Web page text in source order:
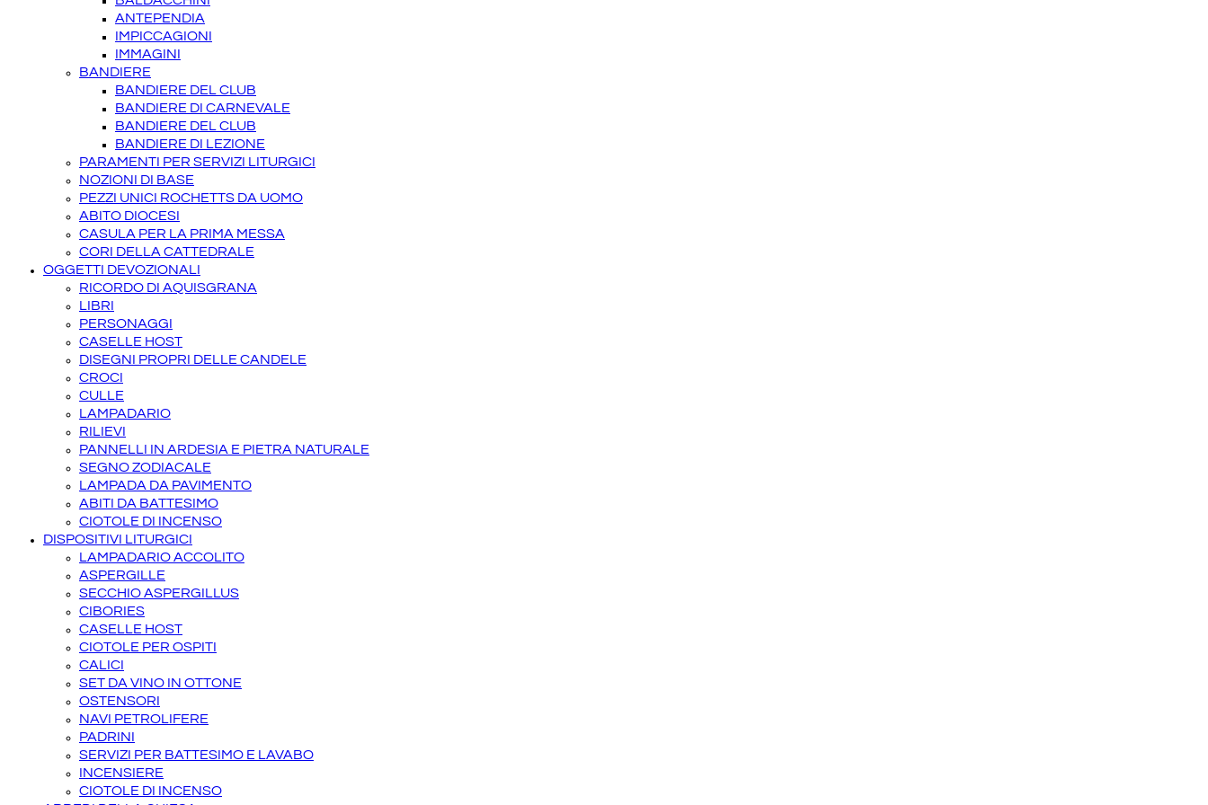
ANTEPENDIA
IMPICCAGIONI
IMMAGINI
BANDIERE
BANDIERE DEL CLUB
BANDIERE DI CARNEVALE
BANDIERE DEL CLUB
BANDIERE DI LEZIONE
PARAMENTI PER SERVIZI LITURGICI
NOZIONI DI BASE
PEZZI UNICI ROCHETTS DA UOMO
ABITO DIOCESI
CASULA PER LA PRIMA MESSA
CORI DELLA CATTEDRALE
OGGETTI DEVOZIONALI
RICORDO DI AQUISGRANA
LIBRI
PERSONAGGI
CASELLE HOST
DISEGNI PROPRI DELLE CANDELE
CROCI
CULLE
LAMPADARIO
RILIEVI
PANNELLI IN ARDESIA E PIETRA NATURALE
SEGNO ZODIACALE
LAMPADA DA PAVIMENTO
ABITI DA BATTESIMO
CIOTOLE DI INCENSO
DISPOSITIVI LITURGICI
LAMPADARIO ACCOLITO
ASPERGILLE
SECCHIO ASPERGILLUS
CIBORIES
CASELLE HOST
CIOTOLE PER OSPITI
CALICI
SET DA VINO IN OTTONE
OSTENSORI
NAVI PETROLIFERE
PADRINI
SERVIZI PER BATTESIMO E LAVABO
INCENSIERE
CIOTOLE DI INCENSO